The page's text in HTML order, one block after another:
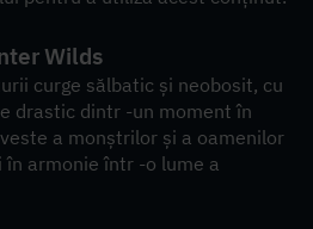
Wilds
curge sălbatic și neobosit, cu
drastic dintr -un moment în
a monștrilor și a oamenilor
armonie într -o lume a